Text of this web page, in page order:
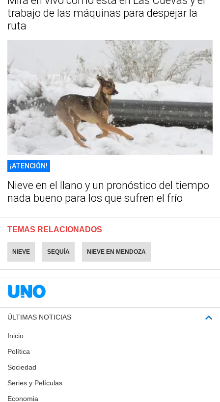
trabajo de las máquinas para despejar la
ruta
¡ATENCIÓN!
Nieve en el llano y un pronóstico del tiempo
nada bueno para los que sufren el frío
TEMAS RELACIONADOS
NIEVE SEQUÍA NIEVE EN MENDOZA
ÚLTIMAS NOTICIAS
Inicio
Política
Sociedad
Series y Películas
Economia